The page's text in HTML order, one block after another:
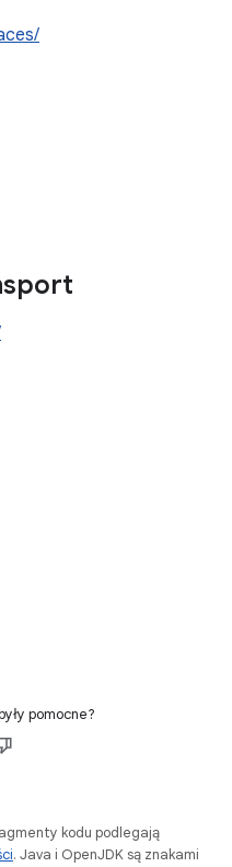
pomocne?
kodu podlegają
. Java i OpenJDK są znakami